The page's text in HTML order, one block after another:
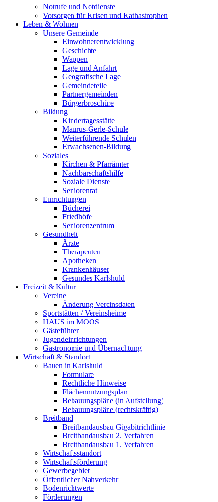
Notrufe und Notdienste
Vorsorgen für Krisen und Kathastrophen
Leben & Wohnen
Unsere Gemeinde
Einwohnerentwicklung
Geschichte
Wappen
Lage und Anfahrt
Geografische Lage
Gemeindeteile
Partnergemeinden
Bürgerbroschüre
Bildung
Kindertagesstätte
Maurus-Gerle-Schule
Weiterführende Schulen
Erwachsenen-Bildung
Soziales
Kirchen & Pfarrämter
Nachbarschaftshilfe
Soziale Dienste
Seniorenrat
Einrichtungen
Bücherei
Friedhöfe
Seniorenzentrum
Gesundheit
Ärzte
Therapeuten
Apotheken
Krankenhäuser
Gesundes Karlshuld
Freizeit & Kultur
Vereine
Änderung Vereinsdaten
Sportstätten / Vereinsheime
HAUS im MOOS
Gästeführer
Jugendeinrichtungen
Gastronomie und Übernachtung
Wirtschaft & Standort
Bauen in Karlshuld
Formulare
Rechtliche Hinweise
Flächennutzungsplan
Bebauungspläne (in Aufstellung)
Bebauungspläne (rechtskräftig)
Breitband
Breitbandausbau Gigabitrichtlinie
Breitbandausbau 2. Verfahren
Breitbandausbau 1. Verfahren
Wirtschaftsstandort
Wirtschaftsförderung
Gewerbegebiet
Öffentlicher Nahverkehr
Bodenrichtwerte
Förderungen